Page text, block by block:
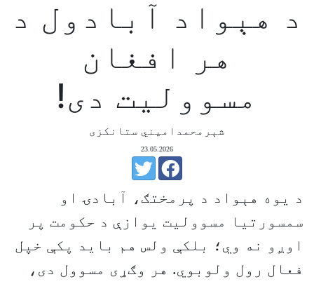
د هېواد آبادول د
هر افغان
مسوولیت دی!
شېرمحمدامیني ستانکزی
23.05.2026
د یوه هېواد د پرمختګ، آبادۍ او
سمسورتیا مسوولیت یوازې د حکومت پر
اوږو نه وي؛ بلکې ولس هم باید پکې خپل
فعال رول ولوبوي. هر وګړی مسوول دی،